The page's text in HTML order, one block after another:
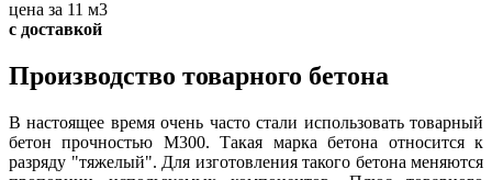
цена за 11 м3
с доставкой
Производство товарного бетона
В настоящее время очень часто стали использовать товарный
бетон прочностью М300. Такая марка бетона относится к
разряду "тяжелый". Для изготовления такого бетона меняются